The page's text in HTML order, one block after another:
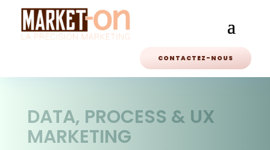
CONTACTEZ-NOUS
DATA, PROCESS & UX
MARKETING